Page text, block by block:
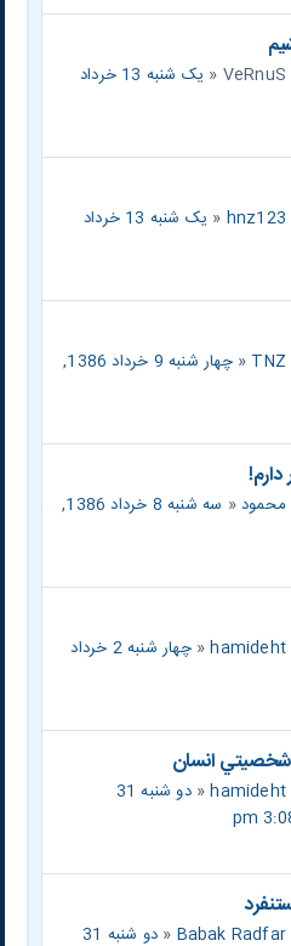
VeRnuS
«
یک شنبه 13 خرداد
hnz123
«
یک شنبه 13 خرداد
TNZ
«
چهار شنبه 9 خرداد 1386,
محمود«
سه شنبه 8 خرداد 1386,
hamideht
«
چهار شنبه 2 خرداد
شخصيتي انسان
hamideht
«
دو شنبه 31
Babak Radfar
«
دو شنبه 31